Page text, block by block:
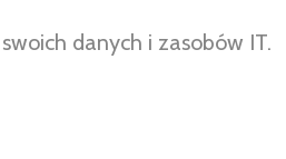
danych i zasobów IT.